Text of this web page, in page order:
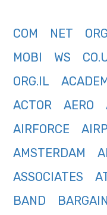
COM NET ORG
MOBI
WS
ORG.IL
ACTOR
AERO
AIRFORCE
AMSTERDAM
ASSOCIATES
BAND